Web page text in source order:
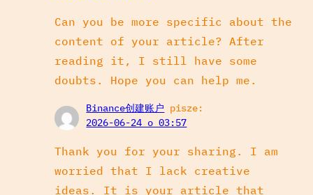
Can you be more specific about the
content of your article? After
reading it, I still have some
doubts. Hope you can help me.
Binance创建账户 pisze:
2026-06-24 o 03:57
Thank you for your sharing. I am
worried that I lack creative
ideas. It is your article that